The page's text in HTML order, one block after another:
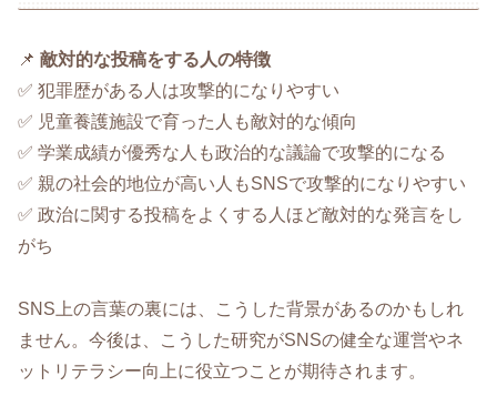
📌 敵対的な投稿をする人の特徴
✅ 犯罪歴がある人は攻撃的になりやすい
✅ 児童養護施設で育った人も敵対的な傾向
✅ 学業成績が優秀な人も政治的な議論で攻撃的になる
✅ 親の社会的地位が高い人もSNSで攻撃的になりやすい
✅ 政治に関する投稿をよくする人ほど敵対的な発言をし
がち
SNS上の言葉の裏には、こうした背景があるのかもしれ
ません。今後は、こうした研究がSNSの健全な運営やネ
ットリテラシー向上に役立つことが期待されます。